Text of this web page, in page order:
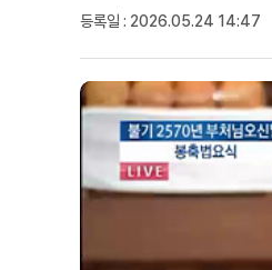
등록일 : 2026.05.24 14:47